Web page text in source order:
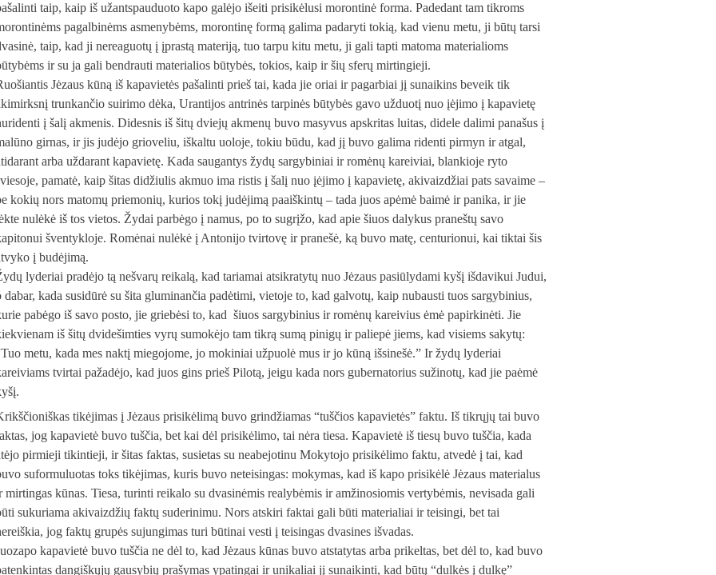
taip, kaip iš užantspauduoto kapo galėjo išeiti prisikėlusi morontinė forma. Padedant tam tikroms
pagalbinėms asmenybėms, morontinę formą galima padaryti tokią, kad vienu metu, ji būtų tarsi
taip, kad ji nereaguotų į įprastą materiją, tuo tarpu kitu metu, ji gali tapti matoma materialioms
ir su ja gali bendrauti materialios būtybės, tokios, kaip ir šių sferų mirtingieji.
Jėzaus kūną iš kapavietės pašalinti prieš tai, kada jie oriai ir pagarbiai jį sunaikins beveik tik
trunkančio suirimo dėka, Urantijos antrinės tarpinės būtybės gavo užduotį nuo įėjimo į kapavietę
į šalį akmenis. Didesnis iš šitų dviejų akmenų buvo masyvus apskritas luitas, didele dalimi panašus į
girnas, ir jis judėjo grioveliu, iškaltu uoloje, tokiu būdu, kad jį buvo galima ridenti pirmyn ir atgal,
arba uždarant kapavietę. Kada saugantys žydų sargybiniai ir romėnų kareiviai, blankioje ryto
pamatė, kaip šitas didžiulis akmuo ima ristis į šalį nuo įėjimo į kapavietę, akivaizdžiai pats savaime –
kokių nors matomų priemonių, kurios tokį judėjimą paaiškintų – tada juos apėmė baimė ir panika, ir jie
nulėkė iš tos vietos. Žydai parbėgo į namus, po to sugrįžo, kad apie šiuos dalykus praneštų savo
šventykloje. Romėnai nulėkė į Antonijo tvirtovę ir pranešė, ką buvo matę, centurionui, kai tiktai šis
į budėjimą.
lyderiai pradėjo tą nešvarų reikalą, kad tariamai atsikratytų nuo Jėzaus pasiūlydami kyšį išdavikui Judui,
dabar, kada susidūrė su šita gluminančia padėtimi, vietoje to, kad galvotų, kaip nubausti tuos sargybinius,
pabėgo iš savo posto, jie griebėsi to, kad šiuos sargybinius ir romėnų kareivius ėmė papirkinėti. Jie
iš šitų dvidešimties vyrų sumokėjo tam tikrą sumą pinigų ir paliepė jiems, kad visiems sakytų:
metu, kada mes naktį miegojome, jo mokiniai užpuolė mus ir jo kūną išsinešė.” Ir žydų lyderiai
tvirtai pažadėjo, kad juos gins prieš Pilotą, jeigu kada nors gubernatorius sužinotų, kad jie paėmė
tikėjimas į Jėzaus prisikėlimą buvo grindžiamas “tuščios kapavietės” faktu. Iš tikrųjų tai buvo
jog kapavietė buvo tuščia, bet kai dėl prisikėlimo, tai nėra tiesa. Kapavietė iš tiesų buvo tuščia, kada
pirmieji tikintieji, ir šitas faktas, susietas su neabejotinu Mokytojo prisikėlimo faktu, atvedė į tai, kad
suformuluotas toks tikėjimas, kuris buvo neteisingas: mokymas, kad iš kapo prisikėlė Jėzaus materialus
mirtingas kūnas. Tiesa, turinti reikalo su dvasinėmis realybėmis ir amžinosiomis vertybėmis, nevisada gali
sukuriama akivaizdžių faktų suderinimu. Nors atskiri faktai gali būti materialiai ir teisingi, bet tai
jog faktų grupės sujungimas turi būtinai vesti į teisingas dvasines išvadas.
kapavietė buvo tuščia ne dėl to, kad Jėzaus kūnas buvo atstatytas arba prikeltas, bet dėl to, kad buvo
dangiškųjų gausybių prašymas ypatingai ir unikaliai jį sunaikinti, kad būtų “dulkės į dulkę”